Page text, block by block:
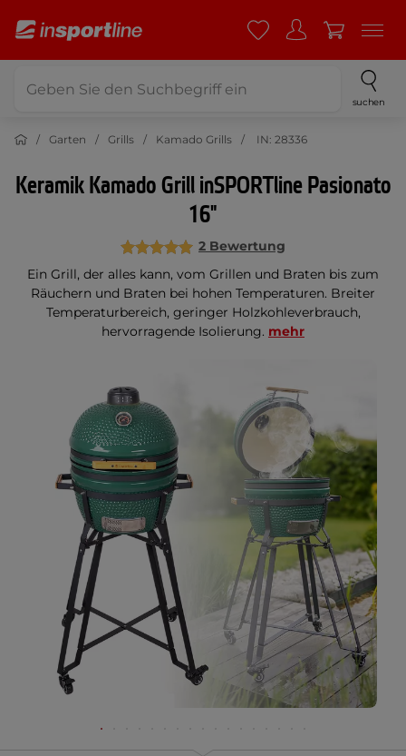
suchen
Garten Grills Kamado Grills IN: 28336
Keramik Kamado Grill inSPORTline Pasionato
16"
2 Bewertung
Ein Grill, der alles kann, vom Grillen und Braten bis zum
Räuchern und Braten bei hohen Temperaturen. Breiter
Temperaturbereich, geringer Holzkohleverbrauch,
hervorragende Isolierung. mehr